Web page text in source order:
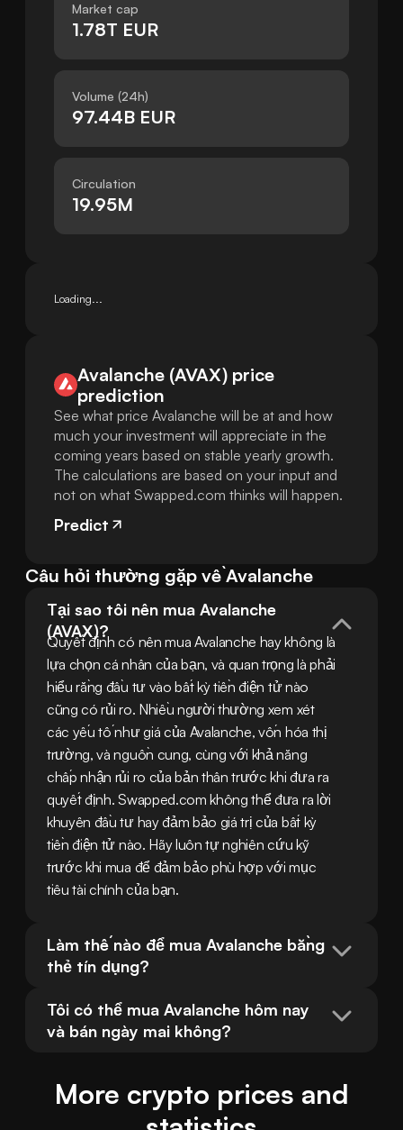
Market cap
1.78T EUR
Volume (24h)
97.44B EUR
Circulation
19.95M
Loading...
Avalanche (AVAX) price
prediction
See what price Avalanche will be at and how
much your investment will appreciate in the
coming years based on stable yearly growth.
The calculations are based on your input and
not on what Swapped.com thinks will happen.
Predict
Câu hỏi thường gặp về Avalanche
Tại sao tôi nên mua Avalanche
(AVAX)?
Quyết định có nên mua Avalanche hay không là
lựa chọn cá nhân của bạn, và quan trọng là phải
hiểu rằng đầu tư vào bất kỳ tiền điện tử nào
cũng có rủi ro. Nhiều người thường xem xét
các yếu tố như giá của Avalanche, vốn hóa thị
trường, và nguồn cung, cùng với khả năng
chấp nhận rủi ro của bản thân trước khi đưa ra
quyết định. Swapped.com không thể đưa ra lời
khuyên đầu tư hay đảm bảo giá trị của bất kỳ
tiền điện tử nào. Hãy luôn tự nghiên cứu kỹ
trước khi mua để đảm bảo phù hợp với mục
tiêu tài chính của bạn.
Làm thế nào để mua Avalanche bằng
thẻ tín dụng?
Tôi có thể mua Avalanche hôm nay
và bán ngày mai không?
More crypto prices and